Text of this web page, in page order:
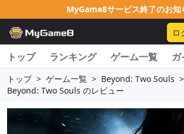
MyGame8サービス終了のお知
ロ
トップ ランキング ゲーム一覧 ガ
トップ > ゲーム一覧 > Beyond: Two Souls >
Beyond: Two Souls のレビュー